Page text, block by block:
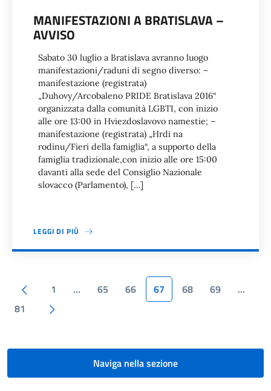
MANIFESTAZIONI A BRATISLAVA –
AVVISO
Sabato 30 luglio a Bratislava avranno luogo
manifestazioni/raduni di segno diverso: –
manifestazione (registrata)
„Duhovy/Arcobaleno PRIDE Bratislava 2016“
organizzata dalla comunità LGBTI, con inizio
alle ore 13:00 in Hviezdoslavovo namestie; –
manifestazione (registrata) „Hrdi na
rodinu/Fieri della famiglia“, a supporto della
famiglia tradizionale,con inizio alle ore 15:00
davanti alla sede del Consiglio Nazionale
slovacco (Parlamento), […]
LEGGI DI PIÙ
Paginazione
Pagina precedente
1 … 65 66 67 68 69
…
81
Naviga nella sezione